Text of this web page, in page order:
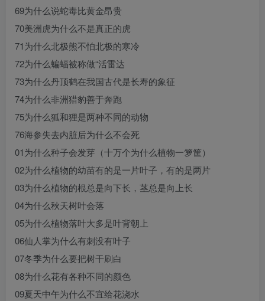
69为什么说蛇毒比黄金昂贵
70美洲虎为什么不是真正的虎
71为什么北极熊不怕北极的寒冷
72为什么蝙蝠被称做“活雷达
73为什么丹顶鹤在我国古代是长寿的象征
74为什么非洲猎豹善于奔跑
75为什么狐和狸是两种不同的动物
76海参失去内脏后为什么不会死
01为什么种子会发芽（十万个为什么植物一箩筐）
02为什么植物的幼苗有的是一片叶子，有的是两片
03为什么植物的根总是向下长，茎总是向上长
04为什么秋天树叶会落
05为什么植物落叶大多是叶背朝上
06仙人掌为什么有刺没有叶子
07冬季为什么要把树干刷白
08为什么花有各种不同的颜色
09夏天中午为什么不宜给花浇水